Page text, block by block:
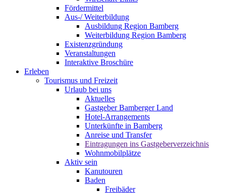
Fördermittel
Aus-/ Weiterbildung
Ausbildung Region Bamberg
Weiterbildung Region Bamberg
Existenzgründung
Veranstaltungen
Interaktive Broschüre
Erleben
Tourismus und Freizeit
Urlaub bei uns
Aktuelles
Gastgeber Bamberger Land
Hotel-Arrangements
Unterkünfte in Bamberg
Anreise und Transfer
Eintragungen ins Gastgeberverzeichnis
Wohnmobilplätze
Aktiv sein
Kanutouren
Baden
Freibäder